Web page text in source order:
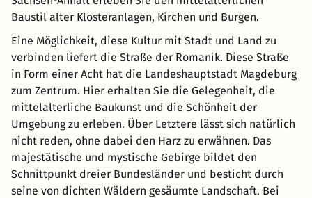
Baustil alter Klosteranlagen, Kirchen und Burgen.
Eine Möglichkeit, diese Kultur mit Stadt und Land zu
verbinden liefert die Straße der Romanik. Diese Straße
in Form einer Acht hat die Landeshauptstadt Magdeburg
zum Zentrum. Hier erhalten Sie die Gelegenheit, die
mittelalterliche Baukunst und die Schönheit der
Umgebung zu erleben. Über Letztere lässt sich natürlich
nicht reden, ohne dabei den Harz zu erwähnen. Das
majestätische und mystische Gebirge bildet den
Schnittpunkt dreier Bundesländer und besticht durch
seine von dichten Wäldern gesäumte Landschaft. Bei